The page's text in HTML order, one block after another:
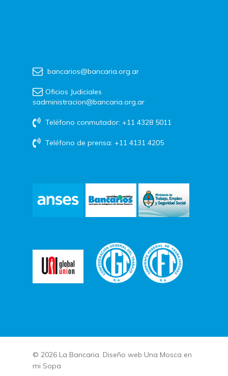
bancarios@bancaria.org.ar
Oficios Judiciales
sadministracion@bancaria.org.ar
Teléfono conmutador: +11 4328 5011
Teléfono de prensa: +11 4131 4205
© 2026 La Bancaria. Diseño web Una Mosca en
mi Sopa